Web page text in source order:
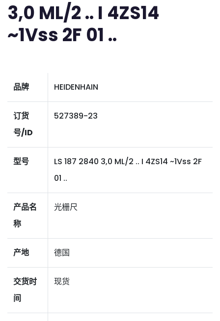
3,0 ML/2 .. I 4ZS14
~1Vss 2F 01 ..
品牌 HEIDENHAIN
订货
号/ID
527389-23
型号
LS 187 2840 3,0 ML/2 .. I 4ZS14 ~1Vss 2F
01 ..
产品名
称
光栅尺
产地 德国
交货时
间
现货